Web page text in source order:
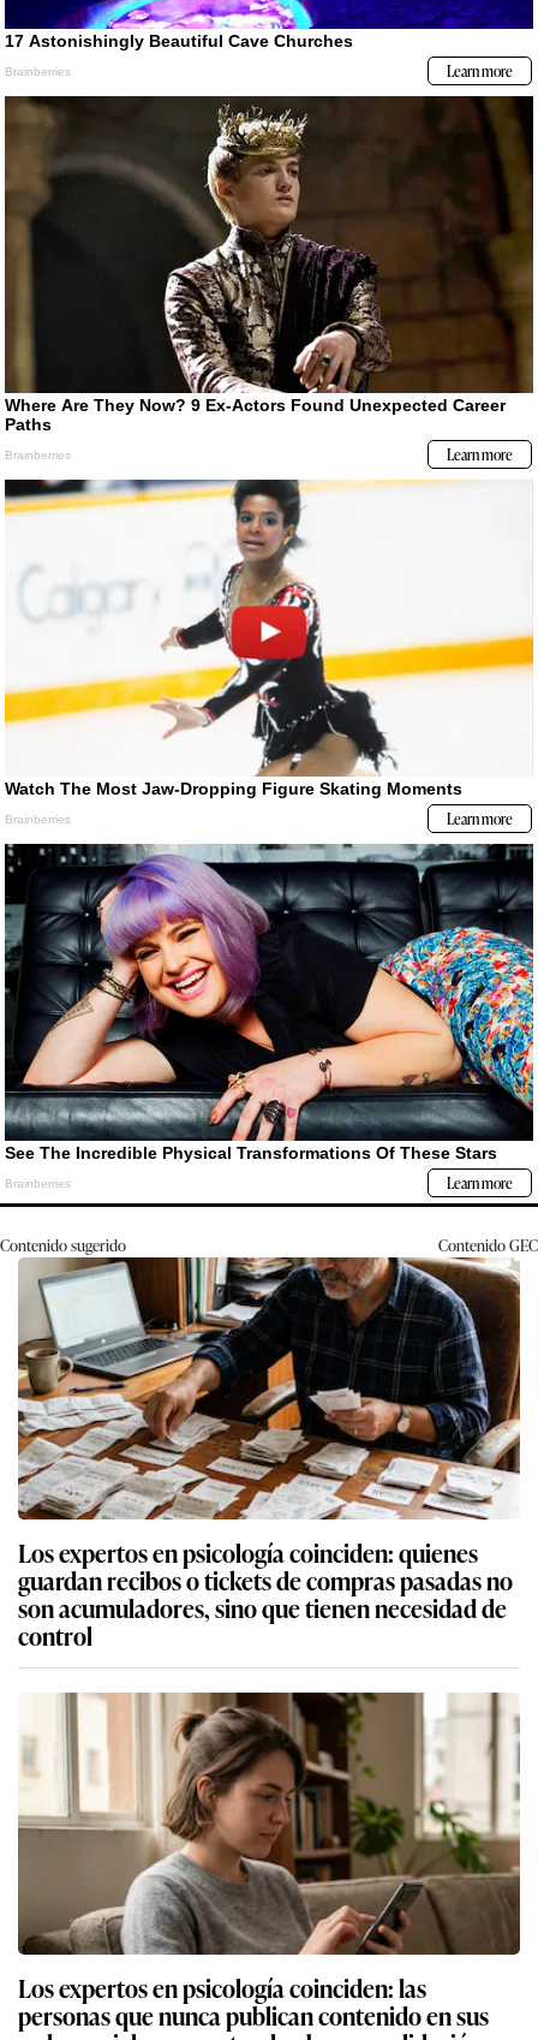
Contenido sugerido ContenidoGEC
Los expertos en psicología coinciden: quienes
guardan recibos o tickets de compras pasadas no
son acumuladores, sino que tienen necesidad de
control
Los expertos en psicología coinciden: las
personas que nunca publican contenido en sus